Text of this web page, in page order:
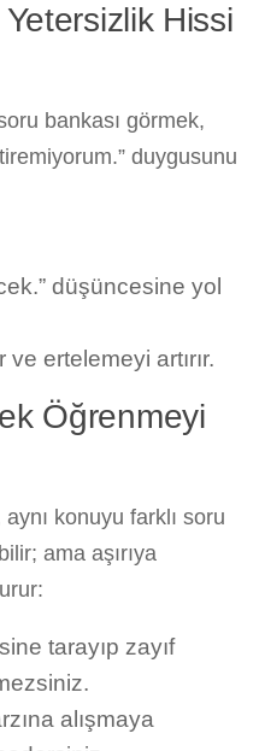
Hissi
bankası görmek,
duygusunu
düşüncesine yol
ve ertelemeyi artırır.
Öğrenmeyi
konuyu farklı soru
ama aşırıya
tarayıp zayıf
alışmaya